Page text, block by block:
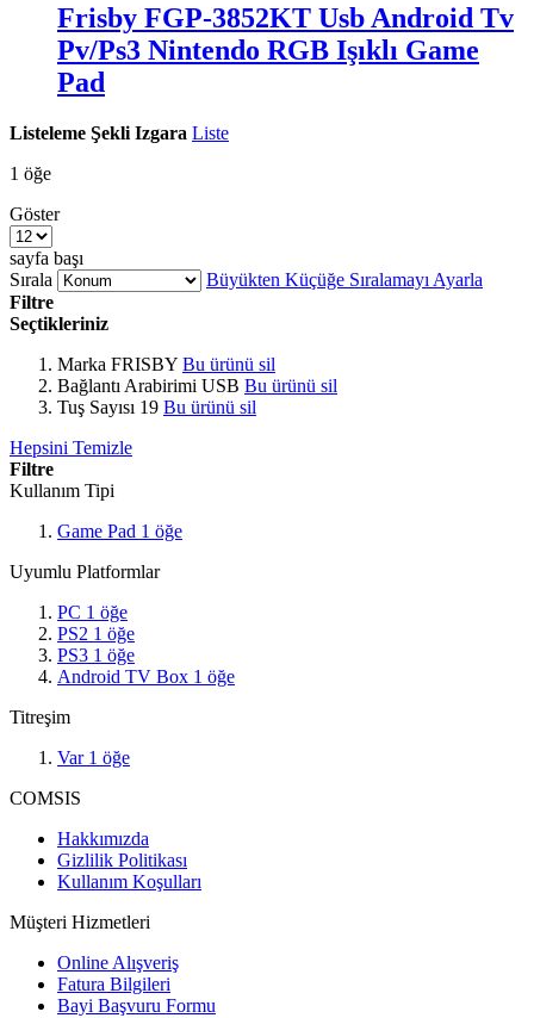
Frisby FGP-3852KT Usb Android Tv
Pv/Ps3 Nintendo RGB Işıklı Game
Pad
Listeleme Şekli Izgara Liste
1 öğe
Göster
sayfa başı
Sırala
Büyükten Küçüğe Sıralamayı Ayarla
Filtre
Seçtikleriniz
Marka FRISBY Bu ürünü sil
Bağlantı Arabirimi USB Bu ürünü sil
Tuş Sayısı 19 Bu ürünü sil
Hepsini Temizle
Filtre
Kullanım Tipi
Game Pad 1 öğe
Uyumlu Platformlar
PC 1 öğe
PS2 1 öğe
PS3 1 öğe
Android TV Box 1 öğe
Titreşim
Var 1 öğe
COMSIS
Hakkımızda
Gizlilik Politikası
Kullanım Koşulları
Müşteri Hizmetleri
Online Alışveriş
Fatura Bilgileri
Bayi Başvuru Formu